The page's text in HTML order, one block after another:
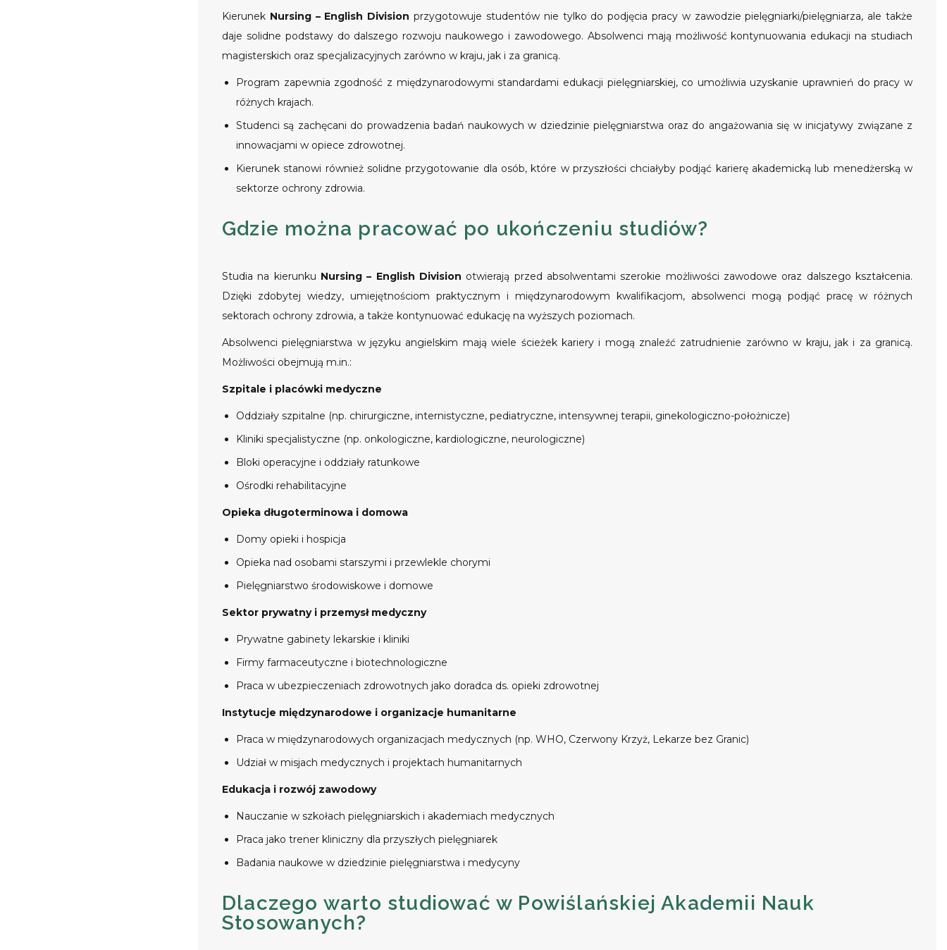
Kierunek Nursing – English Division przygotowuje studentów nie tylko do podjęcia pracy w zawodzie pielęgniarki/pielęgniarza, ale także
daje solidne podstawy do dalszego rozwoju naukowego i zawodowego. Absolwenci mają możliwość kontynuowania edukacji na studiach
magisterskich oraz specjalizacyjnych zarówno w kraju, jak i za granicą.
Program zapewnia zgodność z międzynarodowymi standardami edukacji pielęgniarskiej, co umożliwia uzyskanie uprawnień do pracy w
różnych krajach.
Studenci są zachęcani do prowadzenia badań naukowych w dziedzinie pielęgniarstwa oraz do angażowania się w inicjatywy związane z
innowacjami w opiece zdrowotnej.
Kierunek stanowi również solidne przygotowanie dla osób, które w przyszłości chciałyby podjąć karierę akademicką lub menedżerską w
sektorze ochrony zdrowia.
Gdzie można pracować po ukończeniu studiów?
Studia na kierunku Nursing – English Division otwierają przed absolwentami szerokie możliwości zawodowe oraz dalszego kształcenia.
Dzięki zdobytej wiedzy, umiejętnościom praktycznym i międzynarodowym kwalifikacjom, absolwenci mogą podjąć pracę w różnych
sektorach ochrony zdrowia, a także kontynuować edukację na wyższych poziomach.
Absolwenci pielęgniarstwa w języku angielskim mają wiele ścieżek kariery i mogą znaleźć zatrudnienie zarówno w kraju, jak i za granicą.
Możliwości obejmują m.in.:
Szpitale i placówki medyczne
Oddziały szpitalne (np. chirurgiczne, internistyczne, pediatryczne, intensywnej terapii, ginekologiczno-położnicze)
Kliniki specjalistyczne (np. onkologiczne, kardiologiczne, neurologiczne)
Bloki operacyjne i oddziały ratunkowe
Ośrodki rehabilitacyjne
Opieka długoterminowa i domowa
Domy opieki i hospicja
Opieka nad osobami starszymi i przewlekle chorymi
Pielęgniarstwo środowiskowe i domowe
Sektor prywatny i przemysł medyczny
Prywatne gabinety lekarskie i kliniki
Firmy farmaceutyczne i biotechnologiczne
Praca w ubezpieczeniach zdrowotnych jako doradca ds. opieki zdrowotnej
Instytucje międzynarodowe i organizacje humanitarne
Praca w międzynarodowych organizacjach medycznych (np. WHO, Czerwony Krzyż, Lekarze bez Granic)
Udział w misjach medycznych i projektach humanitarnych
Edukacja i rozwój zawodowy
Nauczanie w szkołach pielęgniarskich i akademiach medycznych
Praca jako trener kliniczny dla przyszłych pielęgniarek
Badania naukowe w dziedzinie pielęgniarstwa i medycyny
Dlaczego warto studiować w Powiślańskiej Akademii Nauk
Stosowanych?